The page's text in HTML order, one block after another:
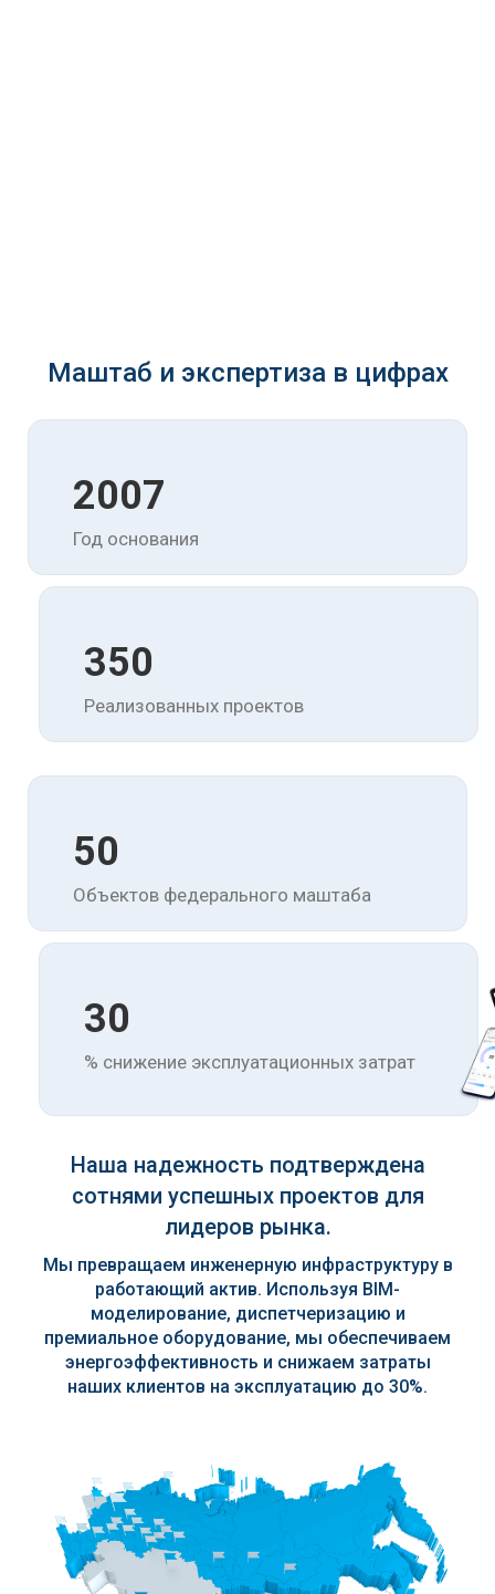
Маштаб и экспертиза в цифрах
2007
Год основания
350
Реализованных проектов
50
Объектов федерального маштаба
30
% снижение эксплуатационных затрат
Наша надежность подтверждена
сотнями успешных проектов для
лидеров рынка.
Мы превращаем инженерную инфраструктуру в
работающий актив. Используя BIM-
моделирование, диспетчеризацию и
премиальное оборудование, мы обеспечиваем
энергоэффективность и снижаем затраты
наших клиентов на эксплуатацию до 30%.